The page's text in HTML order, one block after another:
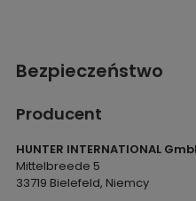
Bezpieczeństwo
Producent
HUNTER INTERNATIONAL
Mittelbreede 5
33719 Bielefeld, Niemcy